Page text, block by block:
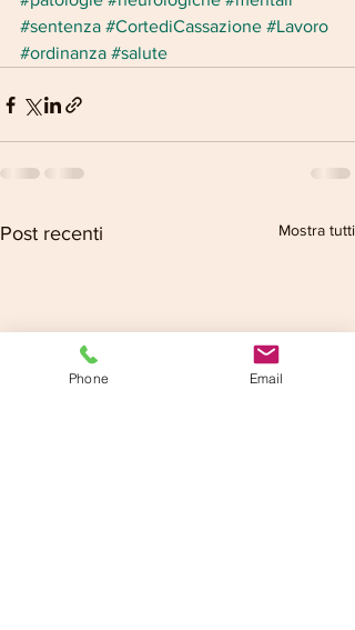
#sentenza #CortediCassazione #Lavoro
#ordinanza #salute
Post recenti Mostra tutti
Phone Email